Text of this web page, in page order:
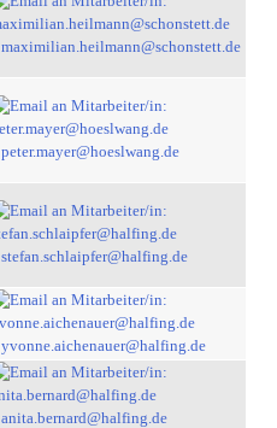
maximilian.heilmann@schonstett.de
peter.mayer@hoeslwang.de
stefan.schlaipfer@halfing.de
yvonne.aichenauer@halfing.de
anita.bernard@halfing.de